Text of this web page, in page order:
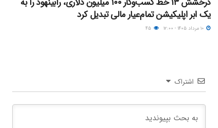
یک ابر اپلیکیشن تمام‌عیار مالی تبدیل کرد
اشتراک